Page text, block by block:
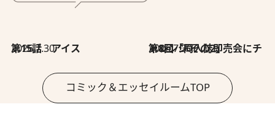
2026.7.30
第15話 アイス 2026.7.30
第8回「同人誌即売会にチャレンジ その2」
コミック＆エッセイルームTOP